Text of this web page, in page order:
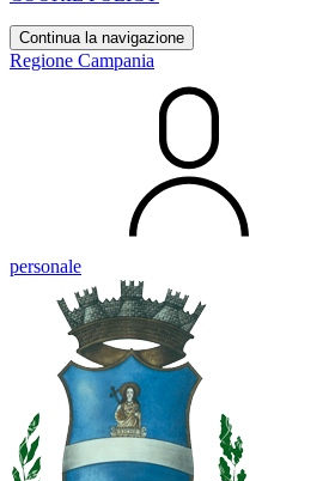
Continua la navigazione
Regione Campania
personale